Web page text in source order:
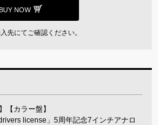
NOW
先にてご確認ください。
【カラー盤】
license」5周年記念7インチアナロ